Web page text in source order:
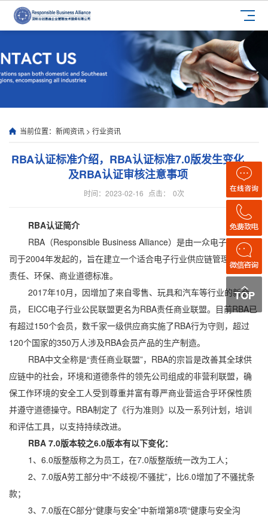
当前位置： 新闻资讯 > 行业资讯
RBA认证标准介绍，RBA认证标准7.0版发生变化
及RBA认证审核注意事项
时间：2023-02-16 点击： 0次
RBA认证简介
RBA（Responsible Business Alliance）是由一众电子行业公
司于2004年发起的，旨在建立一个适合电子行业供应链管理的社会
责任、环保、商业道德标准。
2017年10月，因增加了来自零售、玩具和汽车等行业的新会
员， EICC电子行业公民联盟更名为RBA责任商业联盟。目前RBA已
有超过150个会员，数千家一级供应商实施了RBA行为守则，超过
120个国家的350万人涉及RBA会员产品的生产制造。
RBA中文全称是“责任商业联盟”，RBA的宗旨是改善其全球供
应链中的社会，环境和道德条件的领先公司组成的非营利联盟，确
保工作环境的安全工人受到尊重并富有尊严商业营运合乎环保性质
并遵守道德操守。RBA制定了《行为准则》以及一系列计划，培训
和评估工具，以支持持续改进。
RBA 7.0版本较之6.0版本有以下变化：
1、6.0版整版称之为员工，在7.0版整版统一改为工人；
2、7.0版A劳工部分中“不歧视/不骚扰”，比6.0增加了不骚扰条
款；
3、7.0版在C部分“健康与安全”中新增第8项“健康与安全沟